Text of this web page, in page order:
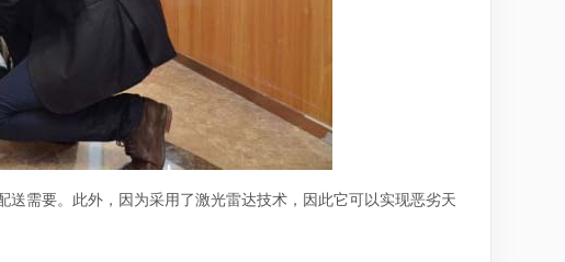
需要。此外，因为采用了激光雷达技术，因此它可以实现恶劣天